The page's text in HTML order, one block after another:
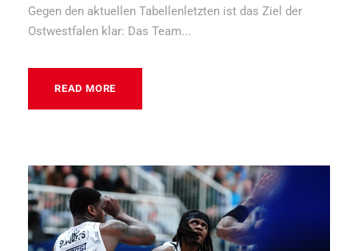
Gegen den aktuellen Tabellenletzten ist das Ziel der
Ostwestfalen klar: Das Team...
READ MORE